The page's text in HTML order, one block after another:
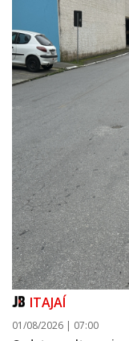
ITAJAÍ
01/08/2026 | 07:00